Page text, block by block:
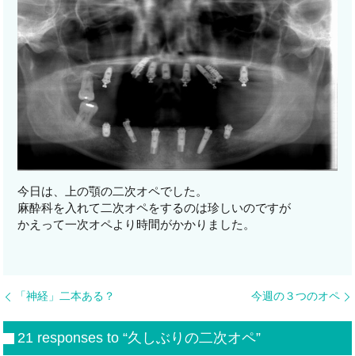
今日は、上の顎の二次オペでした。
麻酔科を入れて二次オペをするのは珍しいのですが
かえって一次オペより時間がかかりました。
「神経」二本ある？ 今週の３つのオペ
21 responses to “久しぶりの二次オペ”